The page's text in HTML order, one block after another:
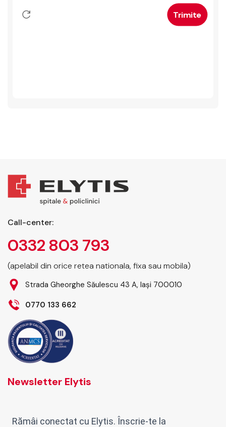
Call-center:
0332 803 793
(apelabil din orice retea nationala, fixa sau mobila)
Strada Gheorghe Săulescu 43 A, Iași 700010
0770 133 662
Newsletter Elytis
Rămâi conectat cu Elytis. Înscrie-te la